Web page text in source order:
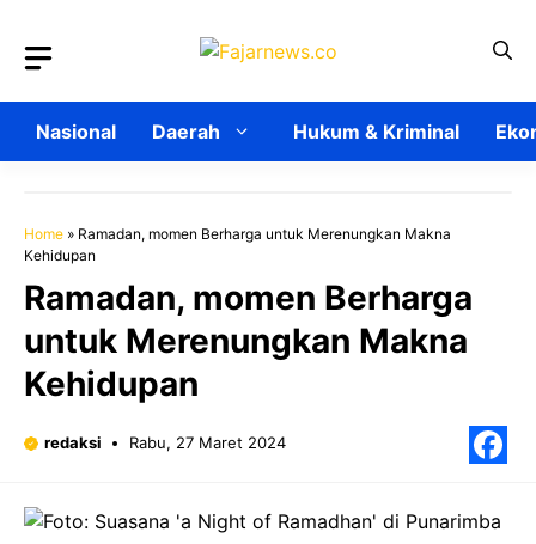
Nasional Daerah Hukum & Kriminal
Home » Ramadan, momen Berharga untuk Merenungkan Makna
Kehidupan
Ramadan, momen Berharga
untuk Merenungkan Makna
Kehidupan
redaksi Rabu, 27 Maret 2024